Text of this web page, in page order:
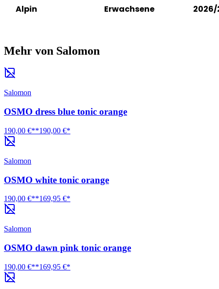
Alpin Erwachsene 2026/
Mehr von Salomon
Salomon
OSMO dress blue tonic orange
190,00 €**190,00 €*
Salomon
OSMO white tonic orange
190,00 €**169,95 €*
Salomon
OSMO dawn pink tonic orange
190,00 €**169,95 €*